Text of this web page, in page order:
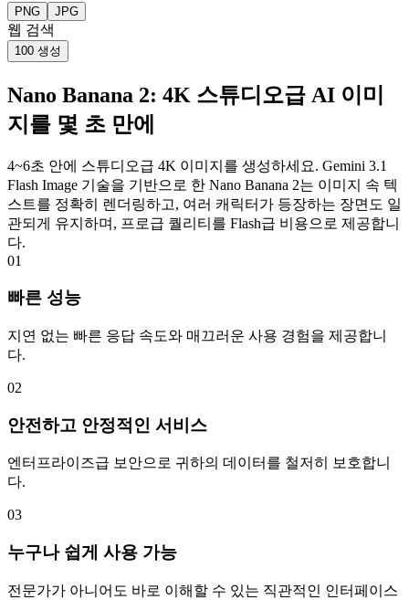
PNG JPG
웹 검색
100 생성
Nano Banana 2: 4K 스튜디오급 AI 이미
지를 몇 초 만에
4~6초 안에 스튜디오급 4K 이미지를 생성하세요. Gemini 3.1
Flash Image 기술을 기반으로 한 Nano Banana 2는 이미지 속 텍
스트를 정확히 렌더링하고, 여러 캐릭터가 등장하는 장면도 일
관되게 유지하며, 프로급 퀄리티를 Flash급 비용으로 제공합니
다.
01
빠른 성능
지연 없는 빠른 응답 속도와 매끄러운 사용 경험을 제공합니
다.
02
안전하고 안정적인 서비스
엔터프라이즈급 보안으로 귀하의 데이터를 철저히 보호합니
다.
03
누구나 쉽게 사용 가능
전문가가 아니어도 바로 이해할 수 있는 직관적인 인터페이스